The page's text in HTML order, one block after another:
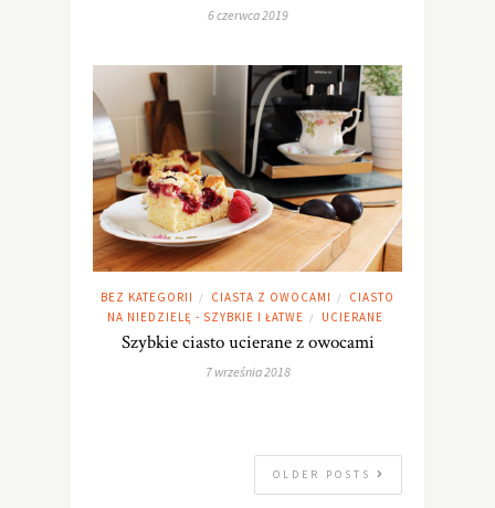
6 czerwca 2019
BEZ KATEGORII / CIASTA Z OWOCAMI /
CIASTO
NA NIEDZIELĘ - SZYBKIE I ŁATWE / UCIERANE
Szybkie ciasto ucierane z owocami
7 września 2018
OLDER POSTS